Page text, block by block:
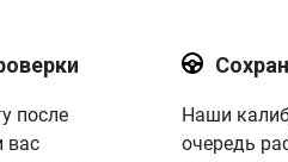
после
вас
Наши
очередь